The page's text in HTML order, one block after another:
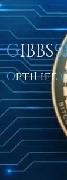
GIBBS
OptiLife